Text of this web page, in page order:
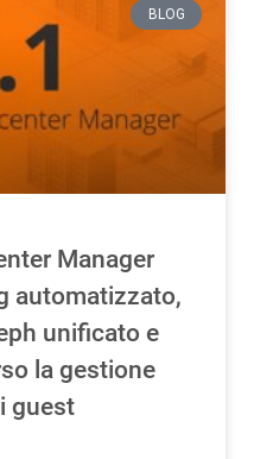
BLOG
Manager
automatizzato,
unificato e
la gestione
guest